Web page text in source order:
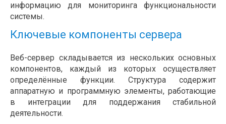
информацию для мониторинга функциональности
системы.
Ключевые компоненты сервера
Веб-сервер складывается из нескольких основных
компонентов, каждый из которых осуществляет
определённые функции. Структура содержит
аппаратную и программную элементы, работающие
в интеграции для поддержания стабильной
деятельности.